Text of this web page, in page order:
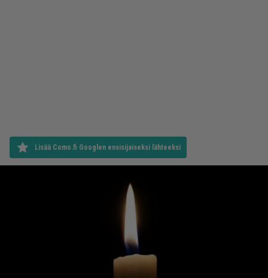
Lisää Como.fi Googlen ensisijaiseksi lähteeksi